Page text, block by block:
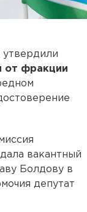
утвердили
от фракции
вакантный
Болдову в
депутат